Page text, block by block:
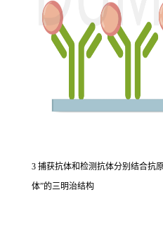
3 捕获抗体和检测抗体分别结合抗
体”的三明治结构